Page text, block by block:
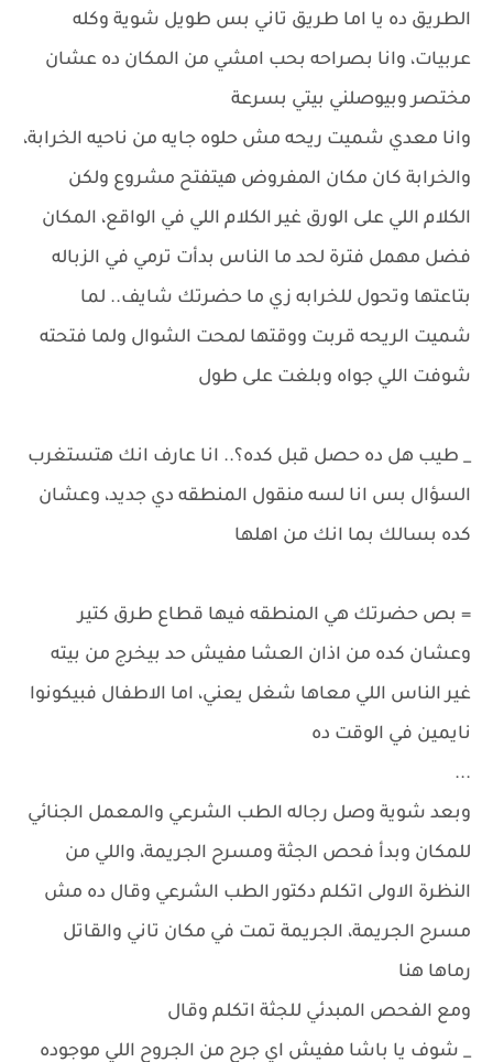
الطريق ده يا اما طريق تاني بس طويل شوية وكله
عربيات، وانا بصراحه بحب امشي من المكان ده عشان
مختصر وبيوصلني بيتي بسرعة
وانا معدي شميت ريحه مش حلوه جايه من ناحيه الخرابة،
والخرابة كان مكان المفروض هيتفتح مشروع ولكن
الكلام اللي على الورق غير الكلام اللي في الواقع، المكان
فضل مهمل فترة لحد ما الناس بدأت ترمي في الزباله
بتاعتها وتحول للخرابه زي ما حضرتك شايف.. لما
شميت الريحه قربت ووقتها لمحت الشوال ولما فتحته
شوفت اللي جواه وبلغت على طول
_ طيب هل ده حصل قبل كده؟.. انا عارف انك هتستغرب
السؤال بس انا لسه منقول المنطقه دي جديد، وعشان
كده بسالك بما انك من اهلها
= بص حضرتك هي المنطقه فيها قطاع طرق كتير
وعشان كده من اذان العشا مفيش حد بيخرج من بيته
غير الناس اللي معاها شغل يعني، اما الاطفال فبيكونوا
نايمين في الوقت ده
...
وبعد شوية وصل رجاله الطب الشرعي والمعمل الجنائي
للمكان وبدأ فحص الجثة ومسرح الجريمة، واللي من
النظرة الاولى اتكلم دكتور الطب الشرعي وقال ده مش
مسرح الجريمة، الجريمة تمت في مكان تاني والقاتل
رماها هنا
ومع الفحص المبدئي للجثة اتكلم وقال
_ شوف يا باشا مفيش اي جرح من الجروح اللي موجوده